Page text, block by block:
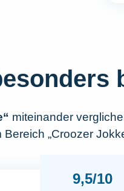
miteinander
„Croozer
9,5/10